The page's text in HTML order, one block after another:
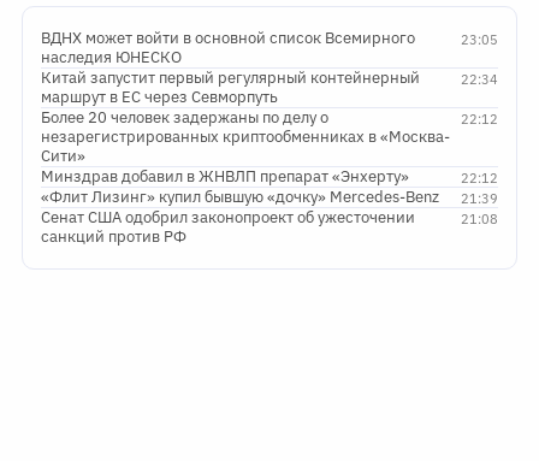
23:05
ВДНХ может войти в основной список Всемирного
наследия ЮНЕСКО
22:34
Китай запустит первый регулярный контейнерный
маршрут в ЕС через Севморпуть
22:12
Более 20 человек задержаны по делу о
незарегистрированных криптообменниках в «Москва-
Сити»
22:12
Минздрав добавил в ЖНВЛП препарат «Энхерту»
21:39
«Флит Лизинг» купил бывшую «дочку» Mercedes-Benz
21:08
Сенат США одобрил законопроект об ужесточении
санкций против РФ